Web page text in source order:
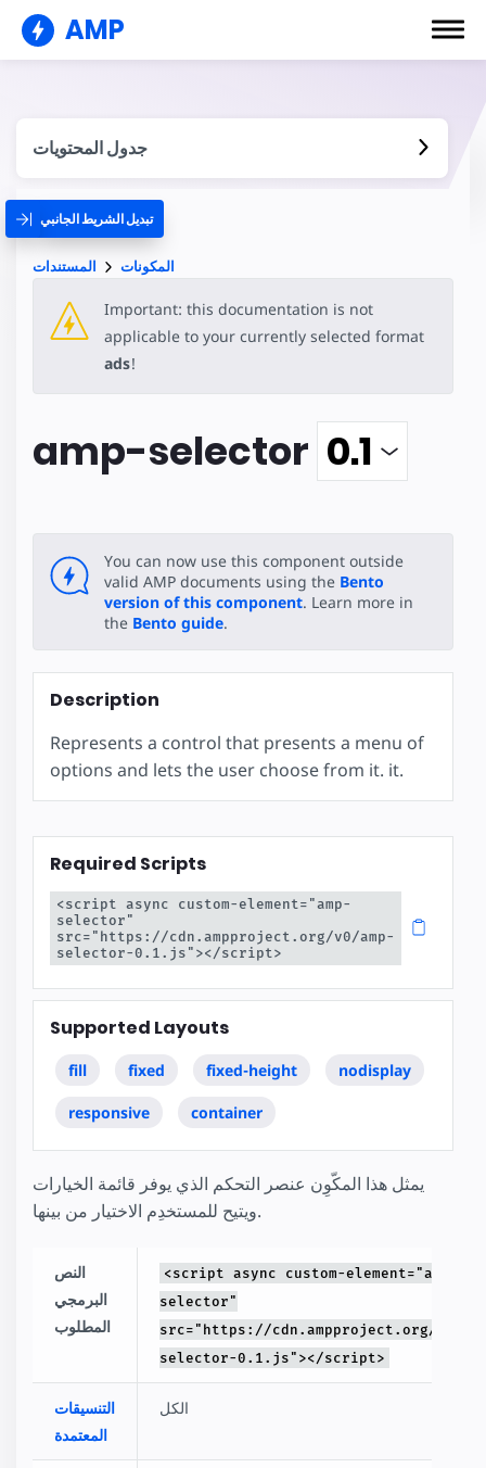
AMP
جدول المحتويات
تبديل الشريط الجانبي
المستندات المكونات
Important: this documentation is not
applicable to your currently selected format
ads!
amp-selector
You can now use this component outside
valid AMP documents using the Bento
version of this component. Learn more in
the Bento guide.
Description
Represents a control that presents a menu of
options and lets the user choose from it. it.
Required Scripts
<script async custom-element="amp-
selector"
src="https://cdn.ampproject.org/v0/amp-
selector-0.1.js"></script>
Supported Layouts
fill fixed fixed-height nodisplay
responsive container
يمثل هذا المكّوِن عنصر التحكم الذي يوفر قائمة الخيارات
ويتيح للمستخدِم الاختيار من بينها.
النص
البرمجي
المطلوب
<script async custom-element="amp-
selector"
src="https://cdn.ampproject.org/v0/
selector-0.1.js"></script>
التنسيقات
المعتمدة
الكل